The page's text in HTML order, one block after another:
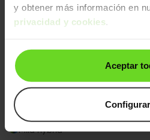
y obtener más información en
privacidad y cookies.
Aceptar
Configurar
BMW X1
xDrive 20dA M Sport
2025 | 13.500km | 163CV | Automático
Mild hybrid